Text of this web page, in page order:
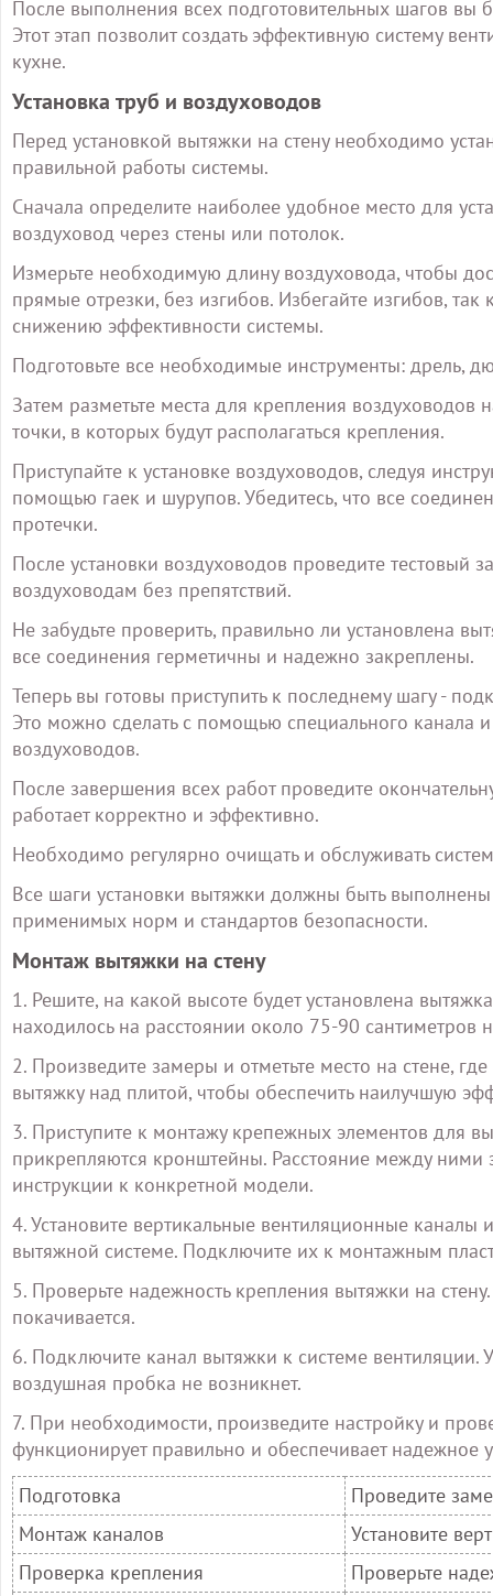
После выполнения всех подготовительных шагов вы
Этот этап позволит создать эффективную систему
кухне.
Установка труб и воздуховодов
Перед установкой вытяжки на стену необходимо
правильной работы системы.
Сначала определите наиболее удобное место для
воздуховод через стены или потолок.
Измерьте необходимую длину воздуховода, чтобы
прямые отрезки, без изгибов. Избегайте изгибов,
снижению эффективности системы.
Подготовьте все необходимые инструменты: дрель,
Затем разметьте места для крепления воздуховодов
точки, в которых будут располагаться крепления.
Приступайте к установке воздуховодов, следуя
помощью гаек и шурупов. Убедитесь, что все
протечки.
После установки воздуховодов проведите тестовый
воздуховодам без препятствий.
Не забудьте проверить, правильно ли установлена
все соединения герметичны и надежно закреплены.
Теперь вы готовы приступить к последнему шагу -
Это можно сделать с помощью специального канала
воздуховодов.
После завершения всех работ проведите
работает корректно и эффективно.
Необходимо регулярно очищать и обслуживать
Все шаги установки вытяжки должны быть
применимых норм и стандартов безопасности.
Монтаж вытяжки на стену
1. Решите, на какой высоте будет установлена
находилось на расстоянии около 75-90 сантиметров
2. Произведите замеры и отметьте место на стене,
вытяжку над плитой, чтобы обеспечить наилучшую
3. Приступите к монтажу крепежных элементов для
прикрепляются кронштейны. Расстояние между ними
инструкции к конкретной модели.
4. Установите вертикальные вентиляционные
вытяжной системе. Подключите их к монтажным
5. Проверьте надежность крепления вытяжки на
покачивается.
6. Подключите канал вытяжки к системе вентиляции.
воздушная пробка не возникнет.
7. При необходимости, произведите настройку и
функционирует правильно и обеспечивает надежное
Подготовка
Проведите
Монтаж каналов
Установите
Проверка крепления
Проверьте